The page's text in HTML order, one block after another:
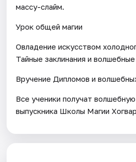
массу-слайм.
Урок общей магии
Овладение искусством
Тайные заклинания и
Вручение Дипломов и
Все ученики получат
выпускника Школы Магии